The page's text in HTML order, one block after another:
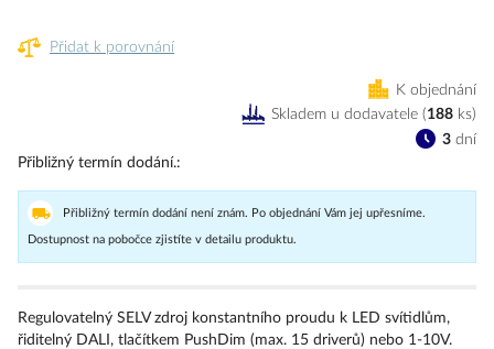
Přidat k porovnání
K objednání
Přibližný termín dodání.
3 dní
Skladem u dodavatele (188 ks)
Přibližný termín dodání není znám. Po objednání Vám jej upřesníme.
Dostupnost na pobočce zjistíte v detailu produktu.
Regulovatelný SELV zdroj konstantního proudu k LED svítidlům,
řiditelný DALI, tlačítkem PushDim (max. 15 driverů) nebo 1-10V.